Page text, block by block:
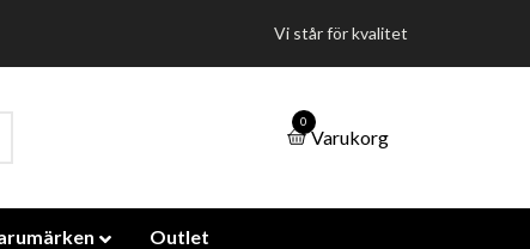
Vi står för kvalitet
0
Varukorg
Outlet